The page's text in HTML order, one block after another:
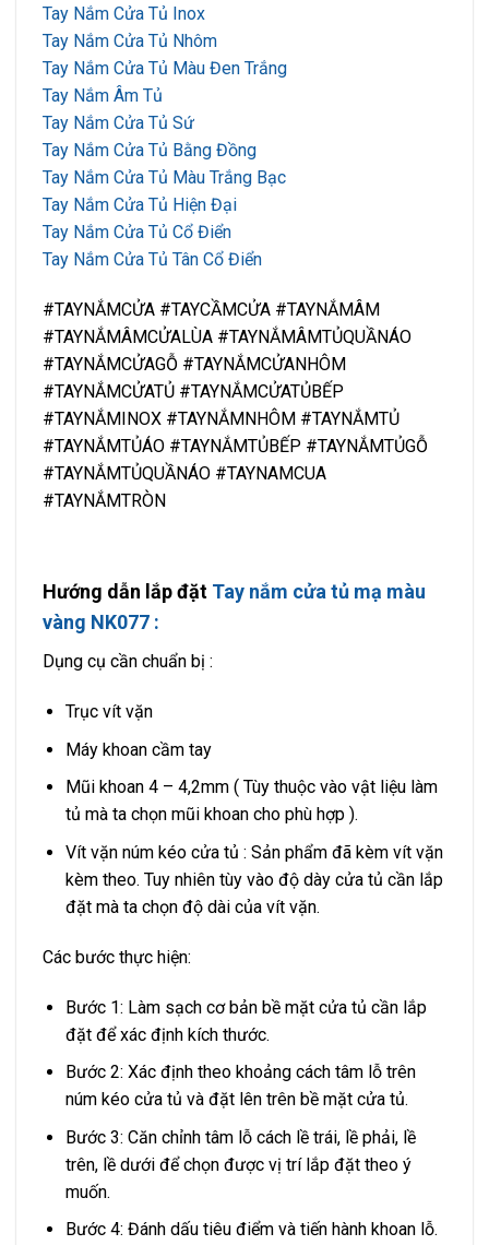
Tay Nắm Cửa Tủ Inox
Tay Nắm Cửa Tủ Nhôm
Tay Nắm Cửa Tủ Màu Đen Trắng
Tay Nắm Âm Tủ
Tay Nắm Cửa Tủ Sứ
Tay Nắm Cửa Tủ Bằng Đồng
Tay Nắm Cửa Tủ Màu Trắng Bạc
Tay Nắm Cửa Tủ Hiện Đại
Tay Nắm Cửa Tủ Cổ Điển
Tay Nắm Cửa Tủ Tân Cổ Điển
#TAYNẮMCỬA #TAYCẦMCỬA #TAYNẮMÂM
#TAYNẮMÂMCỬALÙA #TAYNẮMÂMTỦQUẦNÁO
#TAYNẮMCỬAGỖ #TAYNẮMCỬANHÔM
#TAYNẮMCỬATỦ #TAYNẮMCỬATỦBẾP
#TAYNẮMINOX #TAYNẮMNHÔM #TAYNẮMTỦ
#TAYNẮMTỦÁO #TAYNẮMTỦBẾP #TAYNẮMTỦGỖ
#TAYNẮMTỦQUẦNÁO #TAYNAMCUA
#TAYNẮMTRÒN
Hướng dẫn lắp đặt Tay nắm cửa tủ mạ màu
vàng NK077 :
Dụng cụ cần chuẩn bị :
Trục vít vặn
Máy khoan cầm tay
Mũi khoan 4 – 4,2mm ( Tùy thuộc vào vật liệu làm
tủ mà ta chọn mũi khoan cho phù hợp ).
Vít vặn núm kéo cửa tủ : Sản phẩm đã kèm vít vặn
kèm theo. Tuy nhiên tùy vào độ dày cửa tủ cần lắp
đặt mà ta chọn độ dài của vít vặn.
Các bước thực hiện:
Bước 1: Làm sạch cơ bản bề mặt cửa tủ cần lắp
đặt để xác định kích thước.
Bước 2: Xác định theo khoảng cách tâm lỗ trên
núm kéo cửa tủ và đặt lên trên bề mặt cửa tủ.
Bước 3: Căn chỉnh tâm lỗ cách lề trái, lề phải, lề
trên, lề dưới để chọn được vị trí lắp đặt theo ý
muốn.
Bước 4: Đánh dấu tiêu điểm và tiến hành khoan lỗ.